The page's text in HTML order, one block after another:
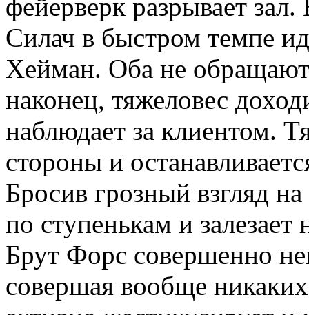
фейерверк разрывает
Силач в быстром темпе
Хейман. Оба не
наконец, тяжеловес
наблюдает за клиентом.
стороны и
Бросив грозный взгляд
по ступенькам и
Брут Форс совершенно
совершая вообще